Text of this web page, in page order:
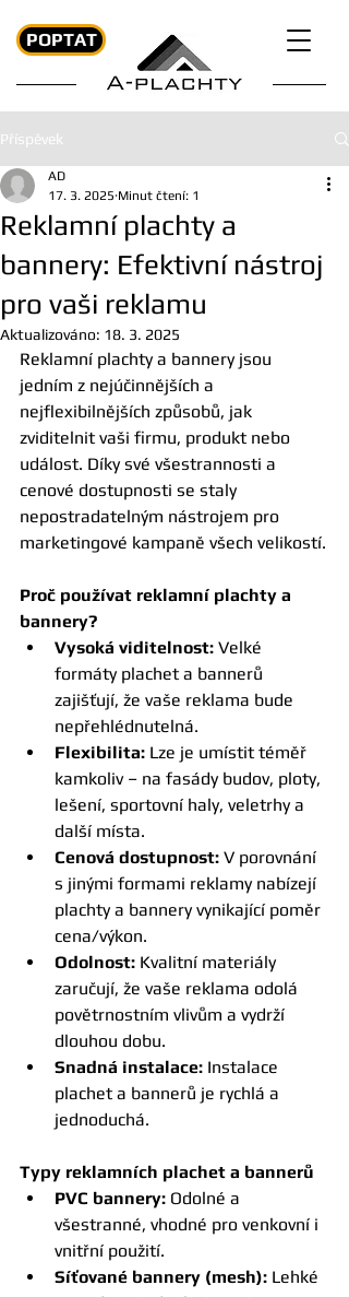
POPTAT
Příspěvek
Reklamní plachty a
bannery: Efektivní nástroj
pro vaši reklamu
AD
17. 3. 2025 Minut čtení: 1
Aktualizováno: 18. 3. 2025
Reklamní plachty a bannery jsou
jedním z nejúčinnějších a
nejflexibilnějších způsobů, jak
zviditelnit vaši firmu, produkt nebo
událost. Díky své všestrannosti a
cenové dostupnosti se staly
nepostradatelným nástrojem pro
marketingové kampaně všech velikostí.
Proč používat reklamní plachty a
bannery?
Vysoká viditelnost: Velké
formáty plachet a bannerů
zajišťují, že vaše reklama bude
nepřehlédnutelná.
Flexibilita: Lze je umístit téměř
kamkoliv – na fasády budov, ploty,
lešení, sportovní haly, veletrhy a
další místa.
Cenová dostupnost: V porovnání
s jinými formami reklamy nabízejí
plachty a bannery vynikající poměr
cena/výkon.
Odolnost: Kvalitní materiály
zaručují, že vaše reklama odolá
povětrnostním vlivům a vydrží
dlouhou dobu.
Snadná instalace: Instalace
plachet a bannerů je rychlá a
jednoduchá.
Typy reklamních plachet a bannerů
PVC bannery: Odolné a
všestranné, vhodné pro venkovní i
vnitřní použití.
Síťované bannery (mesh): Lehké